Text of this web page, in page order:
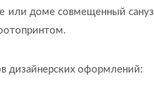
или доме совмещенный
дизайнерских оформлений: